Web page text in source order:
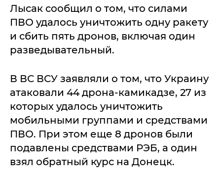
Лысак сообщил о том, что силами
ПВО удалось уничтожить одну ракету
и сбить пять дронов, включая один
разведывательный.
В ВС ВСУ заявляли о том, что Украину
атаковали 44 дрона-камикадзе, 27 из
которых удалось уничтожить
мобильными группами и средствами
ПВО. При этом еще 8 дронов были
подавлены средствами РЭБ, а один
взял обратный курс на Донецк.